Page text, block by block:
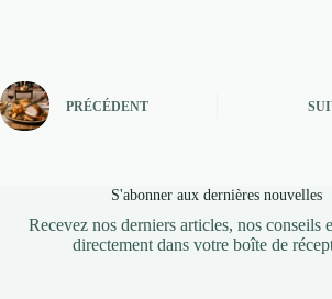
PRÉCÉDENT
S'abonner aux dernières nouvelles
Recevez nos derniers articles, nos conseils
directement dans votre boîte de